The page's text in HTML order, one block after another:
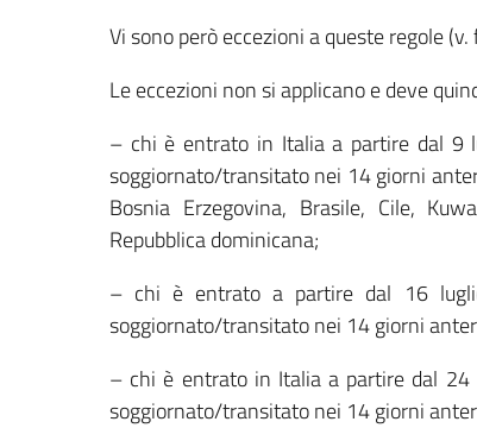
Vi sono però eccezioni a queste regole (v.
Le eccezioni non si applicano e deve
– chi è entrato in Italia a partire dal 9
soggiornato/transitato nei 14 giorni
Bosnia Erzegovina, Brasile, Cile,
Repubblica dominicana;
– chi è entrato a partire dal 16
soggiornato/transitato nei 14 giorni
– chi è entrato in Italia a partire dal 24
soggiornato/transitato nei 14 giorni